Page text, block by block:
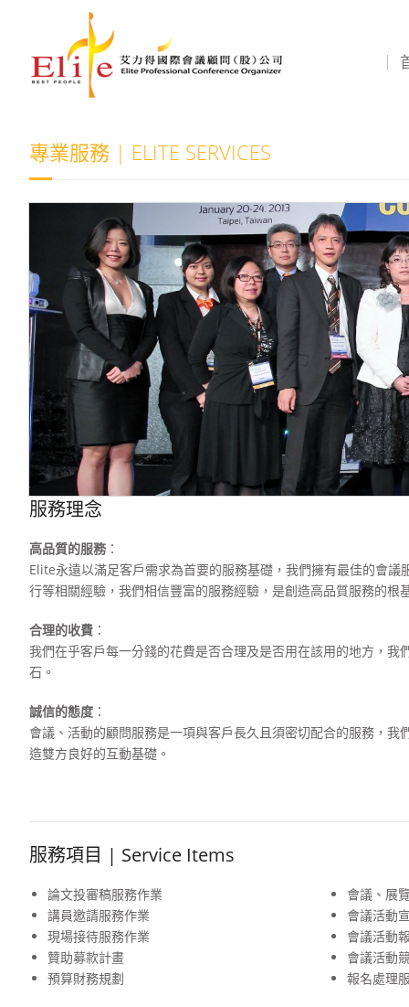
專業服務 | ELITE SERVICES
服務理念
高品質的服務 ：
Elite永遠以滿足客戶需求為首要的服務基礎，我們擁有最佳的會
行等相關經驗，我們相信豐富的服務經驗，是創造高品質服務的
合理的收費 ：
我們在乎客戶每一分錢的花費是否合理及是否用在該用的地方，
石。
誠信的態度 ：
會議、活動的顧問服務是一項與客戶長久且須密切配合的服務，
造雙方良好的互動基礎。
服務項目 | Service Items
論文投審稿服務作業
講員邀請服務作業
現場接待服務作業
贊助募款計畫
預算財務規劃
會議、展
會議活動
會議活動
會議活動
報名處理